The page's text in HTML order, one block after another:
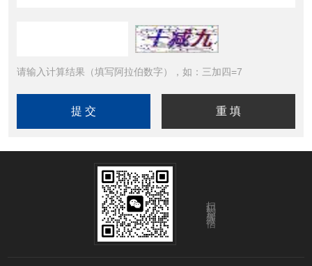
请输入计算结果（填写阿拉伯数字），如：三加四=7
扫码添加微信